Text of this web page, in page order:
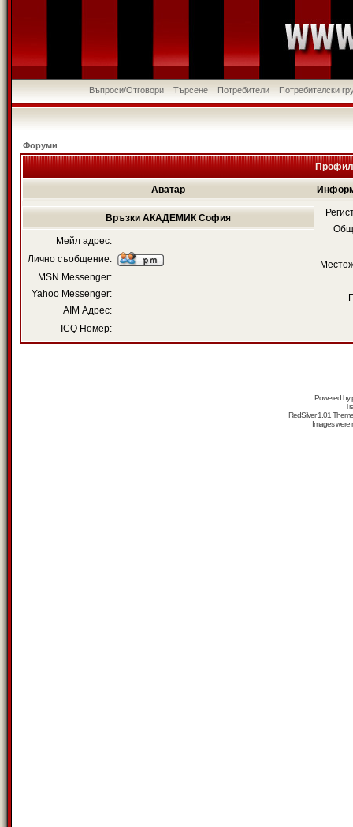
Въпроси/Отговори Търсене Потребители Потребителски
Форуми
Аватар
Връзки АКАДЕМИК София
Мейл адрес:
Лично съобщение:
MSN Messenger:
Yahoo Messenger:
AIM Адрес:
ICQ Номер:
Powered by
RedSilver 1.01
Images were